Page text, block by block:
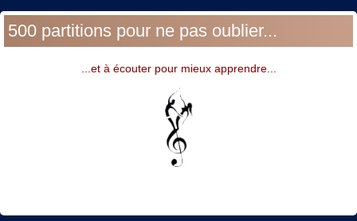
500 partitions pour ne pas oublier...
...et à écouter pour mieux apprendre...